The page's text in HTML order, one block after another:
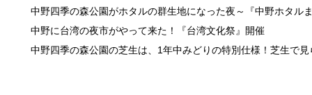
中野四季の森公園がホタルの群生地になった夜～『中野ホタル
中野に台湾の夜市がやって来た！『台湾文化祭』開催
中野四季の森公園の芝生は、1年中みどりの特別仕様！芝生で